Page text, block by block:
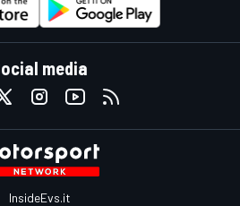
media
InsideEvs.it